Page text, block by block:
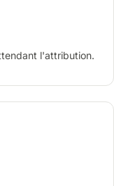
l'attribution.